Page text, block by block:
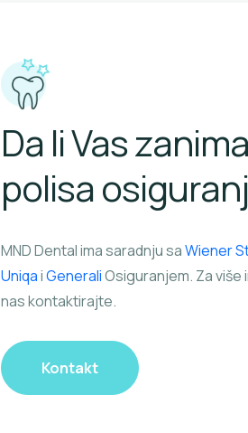
Da li Vas
polisa
MND Dental ima saradnju saWiener
UniqaiGeneraliOsiguranjem. Za
nas kontaktirajte.
Kontakt